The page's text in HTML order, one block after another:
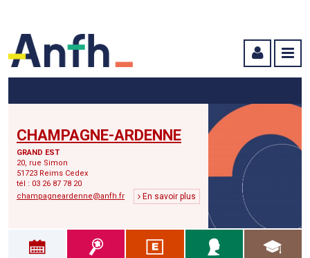
CHAMPAGNE-ARDENNE
GRAND EST
20, rue Simon
51723 Reims Cedex
tél : 03 26 87 78 20
champagneardenne@anfh.fr
En savoir plus